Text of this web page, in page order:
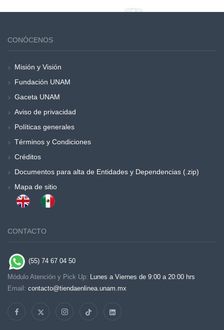
CONÓCENOS
Misión y Visión
Fundación UNAM
Gaceta UNAM
Aviso de privacidad
Políticas generales
Términos y Condiciones
Créditos
Documentos para alta de Entidades y Dependencias (.zip)
Mapa de sitio
CONTACTO
(55) 74 67 04 50
Módulo Atención y Pick Up: Lunes a Viernes de 9:00 a 20:00 hrs
Email: contacto@tiendaenlinea.unam.mx